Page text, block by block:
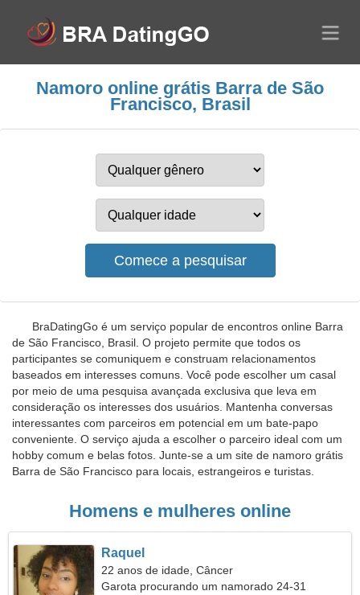
Namoro online grátis Barra de São
Francisco, Brasil
BraDatingGo é um serviço popular de encontros online Barra
de São Francisco, Brasil. O projeto permite que todos os
participantes se comuniquem e construam relacionamentos
baseados em interesses comuns. Você pode escolher um casal
por meio de uma pesquisa avançada exclusiva que leva em
consideração os interesses dos usuários. Mantenha conversas
interessantes com parceiros em potencial em um bate-papo
conveniente. O serviço ajuda a escolher o parceiro ideal com um
hobby comum e belas fotos. Junte-se a um site de namoro grátis
Barra de São Francisco para locais, estrangeiros e turistas.
Homens e mulheres online
Raquel
22 anos de idade, Câncer
Garota procurando um namorado 24-31